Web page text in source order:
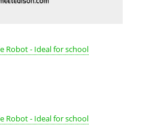
Robot - Ideal for school
Robot - Ideal for school